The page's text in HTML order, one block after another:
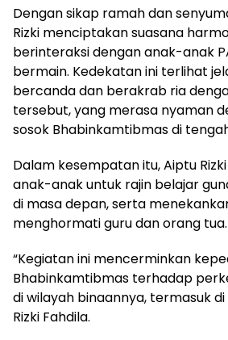
Dengan sikap ramah dan
Rizki menciptakan suasana
berinteraksi dengan anak-anak
bermain. Kedekatan ini terlihat
bercanda dan berakrab ria
tersebut, yang merasa nyaman
sosok Bhabinkamtibmas di
Dalam kesempatan itu, Aiptu
anak-anak untuk rajin belajar
di masa depan, serta
menghormati guru dan orang tua.
“Kegiatan ini mencerminkan
Bhabinkamtibmas terhadap
di wilayah binaannya, termasuk di
Rizki Fahdila.